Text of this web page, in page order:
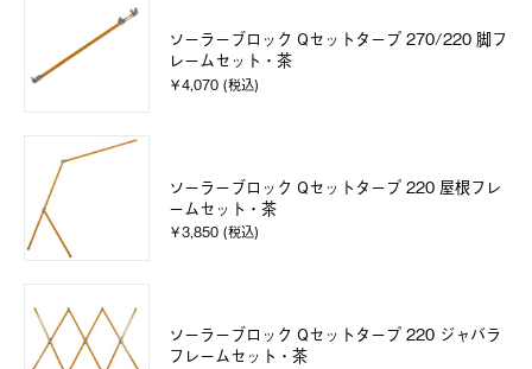
ソーラーブロック Qセットタープ 270/220 脚フ
レームセット・茶
￥4,070 (税込)
ソーラーブロック Qセットタープ 220 屋根フレ
ームセット・茶
￥3,850 (税込)
ソーラーブロック Qセットタープ 220 ジャバラ
フレームセット・茶